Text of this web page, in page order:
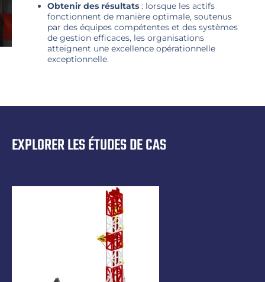
Obtenir des résultats : lorsque les actifs
fonctionnent de manière optimale, soutenus
par des équipes compétentes et des systèmes
de gestion efficaces, les organisations
atteignent une excellence opérationnelle
exceptionnelle.
EXPLORER LES ÉTUDES DE CAS